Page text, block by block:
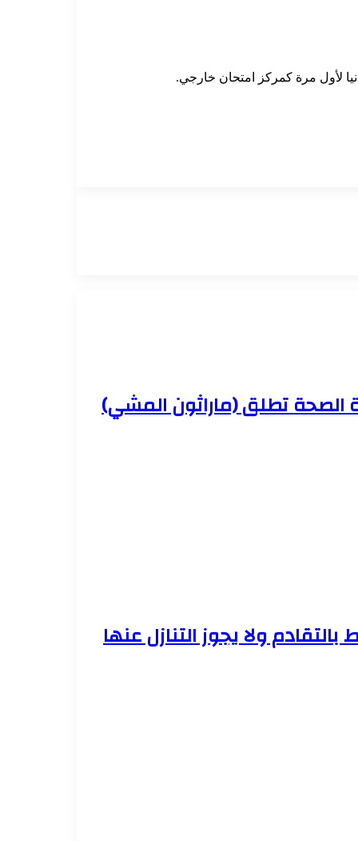
لأول مرة كمركز امتحان خارجي.
الصحة تطلق (ماراثون المشي)
ولا يجوز التنازل عنها